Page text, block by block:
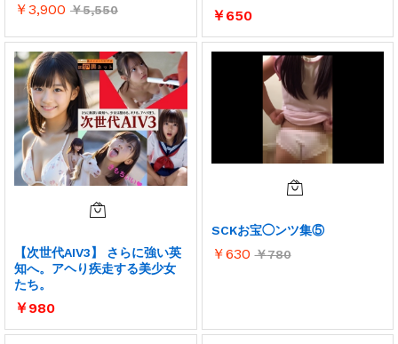
￥3,900 ￥5,550 ￥650
【次世代AIV3】 さらに強い英
知へ。アヘり疾走する美少女
たち。
￥980
SCKお宝◯ンツ集⑤
￥630 ￥780